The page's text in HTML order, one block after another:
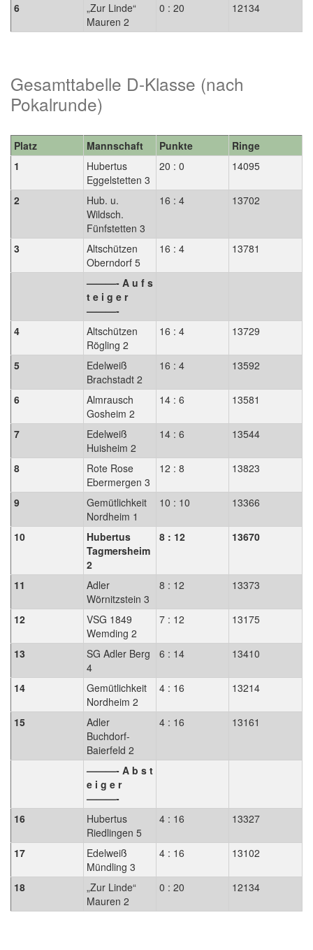
6
„Zur Linde“
Mauren 2
0 : 20 12134
Gesamttabelle D-Klasse (nach
Pokalrunde)
Platz Mannschaft Punkte
Ringe
1
Hubertus
Eggelstetten 3
20 : 0 14095
2
Hub. u.
Wildsch.
Fünfstetten 3
16 : 4 13702
3
Altschützen
Oberndorf 5
16 : 4 13781
———- A u f s
t e i g e r
———-
4
Altschützen
Rögling 2
16 : 4 13729
5
Edelweiß
Brachstadt 2
16 : 4 13592
6
Almrausch
Gosheim 2
14 : 6 13581
7
Edelweiß
Huisheim 2
14 : 6 13544
8
Rote Rose
Ebermergen 3
12 : 8 13823
9
Gemütlichkeit
Nordheim 1
10 : 10 13366
10
Hubertus
Tagmersheim
2
8 : 12 13670
11
Adler
Wörnitzstein 3
8 : 12 13373
12
VSG 1849
Wemding 2
7 : 12 13175
13
SG Adler Berg
4
6 : 14 13410
14
Gemütlichkeit
Nordheim 2
4 : 16 13214
15
Adler
Buchdorf-
Baierfeld 2
4 : 16 13161
———- A b s t
e i g e r
———-
16
Hubertus
Riedlingen 5
4 : 16 13327
17
Edelweiß
Mündling 3
4 : 16 13102
18
„Zur Linde“
Mauren 2
0 : 20 12134